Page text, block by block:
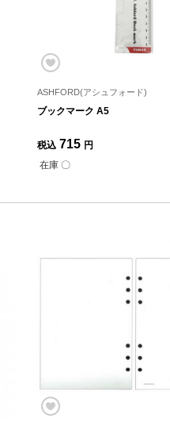
ASHFORD(アシュフォード)
ブックマーク A5
税込 715 円
在庫 〇